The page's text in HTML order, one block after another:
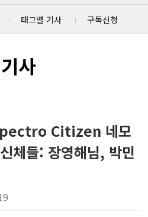
태그별 기사 구독신청
사
Citizen 네모
체들: 장영해님, 박민